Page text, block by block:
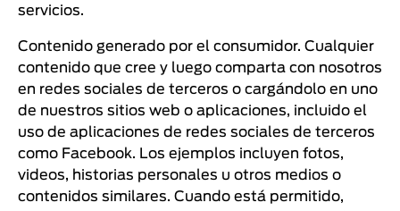
servicios.
Contenido generado por el consumidor. Cualquier
contenido que cree y luego comparta con nosotros
en redes sociales de terceros o cargándolo en uno
de nuestros sitios web o aplicaciones, incluido el
uso de aplicaciones de redes sociales de terceros
como Facebook. Los ejemplos incluyen fotos,
videos, historias personales u otros medios o
contenidos similares. Cuando está permitido,